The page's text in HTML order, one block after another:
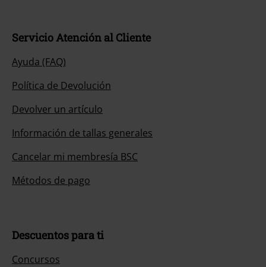
Servicio Atención al Cliente
Ayuda (FAQ)
Política de Devolución
Devolver un artículo
Información de tallas generales
Cancelar mi membresía BSC
Métodos de pago
Descuentos para ti
Concursos